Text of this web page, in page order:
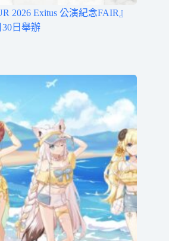
2026 Exitus 公演紀念FAIR』
30日舉辦